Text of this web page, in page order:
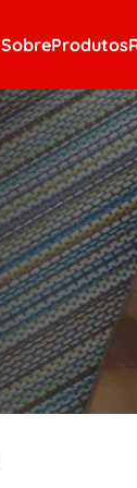
SobreProdutos